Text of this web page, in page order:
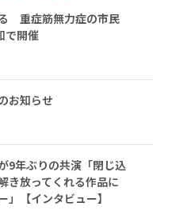
重症筋無力症の市民
で開催
お知らせ
9年ぶりの共演「閉じ込
き放ってくれる作品に
【インタビュー】